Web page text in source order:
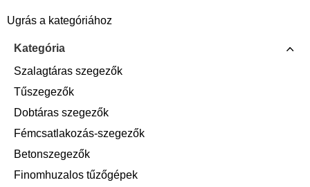
Ugrás a kategóriához
Kategória
Szalagtáras szegezők
Tűszegezők
Dobtáras szegezők
Fémcsatlakozás-szegezők
Betonszegezők
Finomhuzalos tűzőgépek